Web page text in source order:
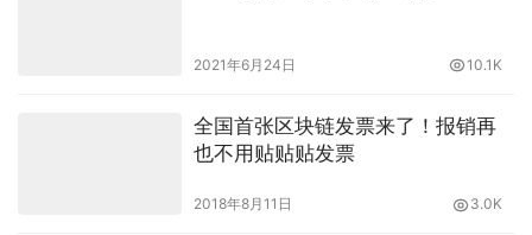
2021年6月24日 10.1K
全国首张区块链发票来了！报销再
也不用贴贴贴发票
2018年8月11日 3.0K